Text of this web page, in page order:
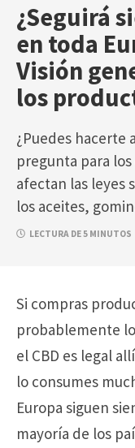
¿Seguirá
en toda
Visión
los
¿Puedes hacerte
pregunta para
afectan las leyes
los aceites,
LECTURA DE 5 MINUTOS
Si compras
probablemente
el CBD es legal
lo consumes
Europa siguen
mayoría de los